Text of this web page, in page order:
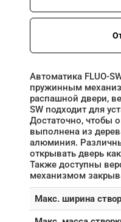
Автоматика FLUO-
пружинным
распашной двери,
SW подходит для
Достаточно, чтобы
выполнена из
алюминия.
открывать дверь
Также доступны
механизмом
Макс. ширина